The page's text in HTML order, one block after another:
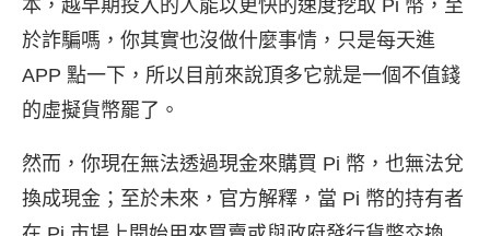
本，越早期投入的人能以更快的速度挖取 Pi 幣，至
於詐騙嗎，你其實也沒做什麼事情，只是每天進
APP 點一下，所以目前來說頂多它就是一個不值錢
的虛擬貨幣罷了。
然而，你現在無法透過現金來購買 Pi 幣，也無法兌
換成現金；至於未來，官方解釋，當 Pi 幣的持有者